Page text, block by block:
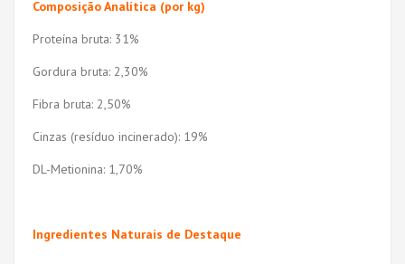
Composição Analítica (por kg)
Proteína bruta: 31%
Gordura bruta: 2,30%
Fibra bruta: 2,50%
Cinzas (resíduo incinerado): 19%
DL-Metionina: 1,70%
Ingredientes Naturais de Destaque